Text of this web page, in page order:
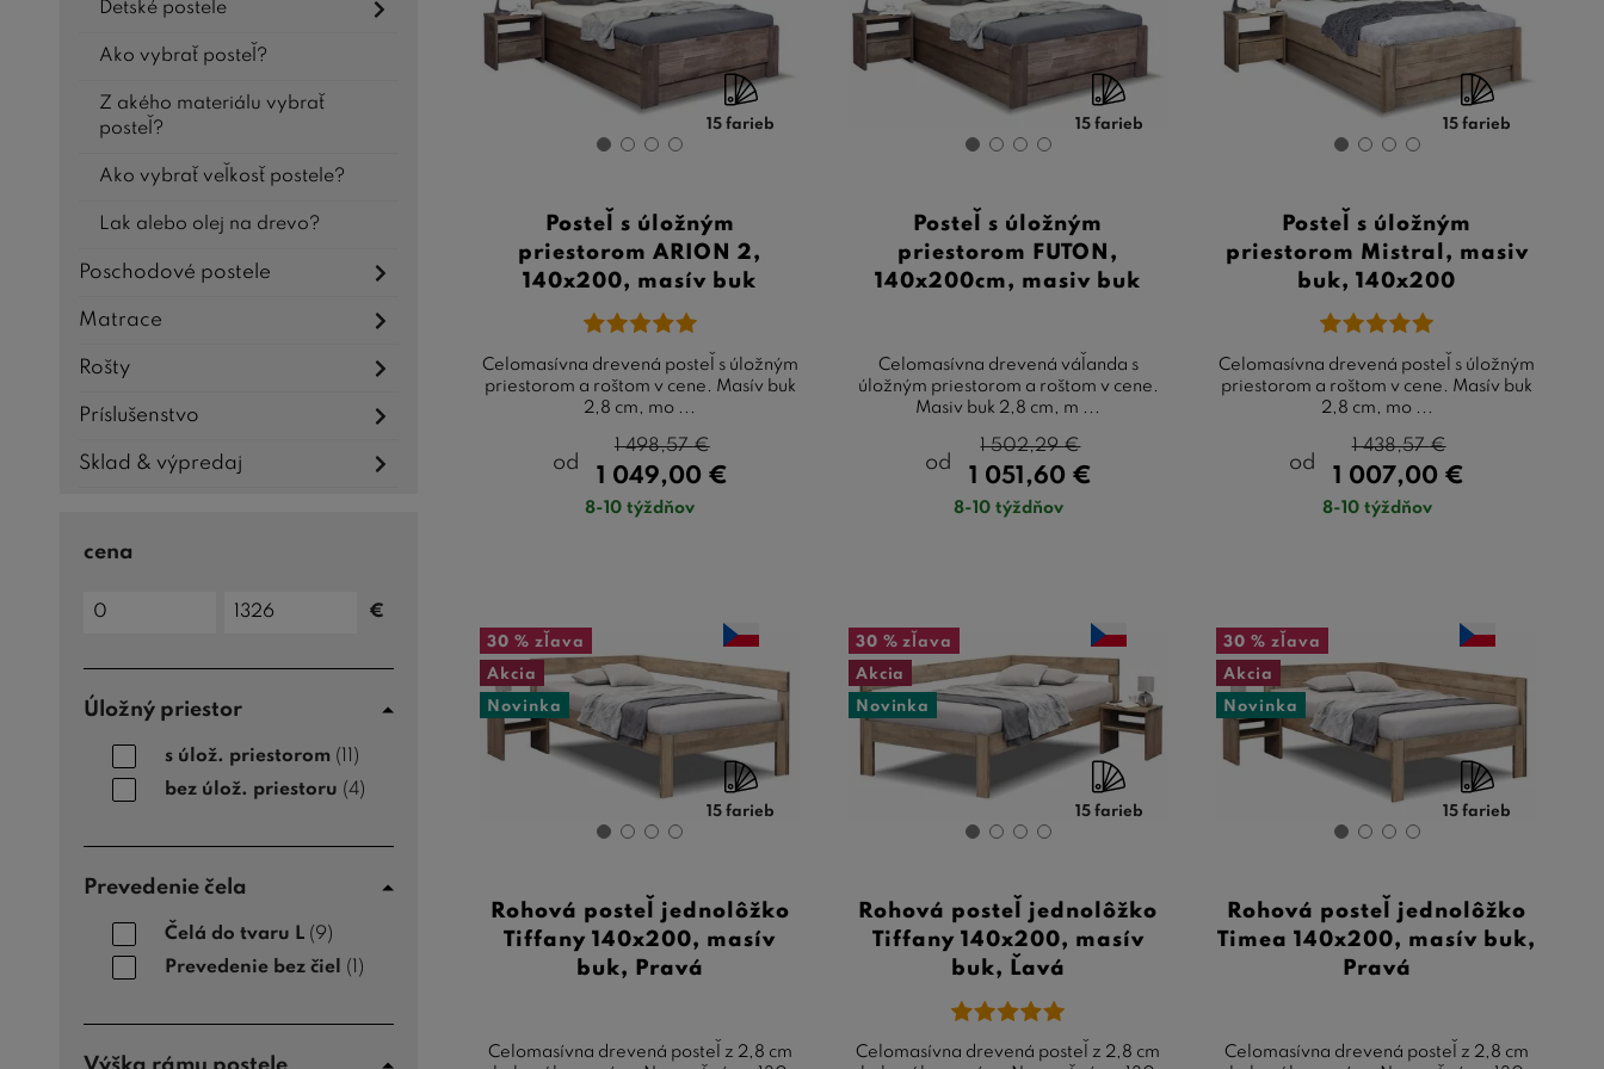
Detské postele
Ako vybrať posteľ?
Z akého materiálu vybrať
posteľ?
Ako vybrať veľkosť postele?
Lak alebo olej na drevo?
Poschodové postele
Matrace
Rošty
Príslušenstvo
Sklad & výpredaj
cena
Cena
Cena
do
€
Úložný priestor
s úlož. priestorom (11)
bez úlož. priestoru (4)
Prevedenie čela
Čelá do tvaru L (9)
Prevedenie bez čiel
(1)
15 farieb
Posteľ s úložným
priestorom ARION 2,
140x200, masív buk
Celomasívna drevená posteľ s úložným
priestorom a roštom v cene. Masív buk
2,8 cm, mo ...
od
1 049,00 €
1 498,57€
8-10 týždňov
15 farieb
Posteľ s úložným
priestorom FUTON,
140x200cm, masiv buk
Celomasívna drevená váľanda s
úložným priestorom a roštom v cene.
Masiv buk 2,8 cm, m ...
od
1 051,60 €
1 502,29€
8-10 týždňov
15 farieb
Posteľ s úložným
priestorom Mistral, masiv
buk, 140x200
Celomasívna drevená posteľ s úložným
priestorom a roštom v cene. Masív buk
2,8 cm, mo ...
od
1 007,00 €
1 438,57€
8-10 týždňov
30 % zľava
Akcia
Novinka
15 farieb
Rohová posteľ jednolôžko
Tiffany 140x200, masív
buk, Pravá
Celomasívna drevená posteľ z 2,8 cm
30 % zľava
Akcia
Novinka
15 farieb
Rohová posteľ jednolôžko
Tiffany 140x200, masív
buk, Ľavá
Celomasívna drevená posteľ z 2,8 cm
30 % zľava
Akcia
Novinka
15 farieb
Rohová posteľ jednolôžko
Timea 140x200, masív buk,
Pravá
Celomasívna drevená posteľ z 2,8 cm